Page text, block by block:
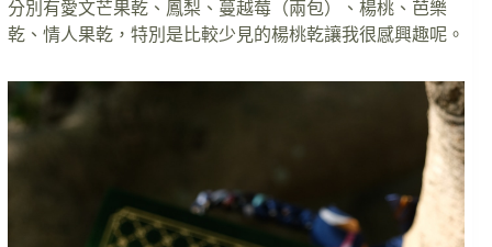
分別有愛文芒果乾、鳳梨、蔓越莓（兩包）、楊桃、芭樂
乾、情人果乾，特別是比較少見的楊桃乾讓我很感興趣呢。